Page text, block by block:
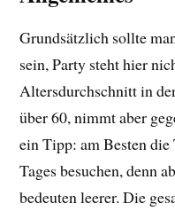
Grundsätzlich sollte
sein, Party steht hier
Altersdurchschnitt in
über 60, nimmt aber
ein Tipp: am Besten die
Tages besuchen, denn
bedeuten leerer. Die